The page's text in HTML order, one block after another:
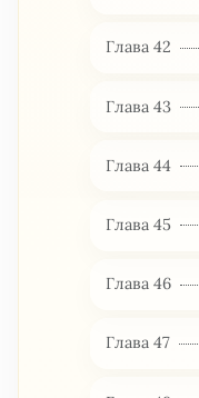
Глава 42
Глава 43
Глава 44
Глава 45
Глава 46
Глава 47